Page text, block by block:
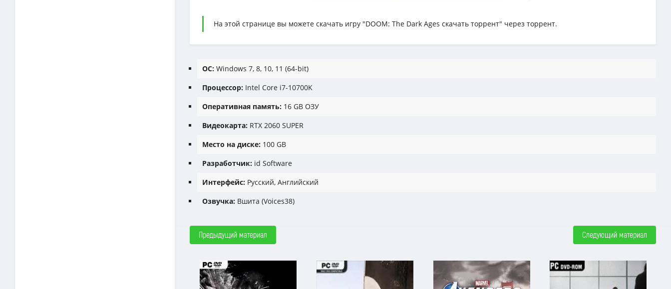
На этой странице вы можете скачать игру "DOОM: The Dark Ages скачать торрент" через торрент.
ОС: Windows 7, 8, 10, 11 (64-bit)
Процессор: Intel Core i7-10700K
Оперативная память: 16 GB ОЗУ
Видеокарта: RTX 2060 SUPER
Место на диске: 100 GB
Разработчик: id Software
Интерфейс: Русский, Английский
Озвучка: Вшита (Voices38)
Предыдущий материал Следующий материал